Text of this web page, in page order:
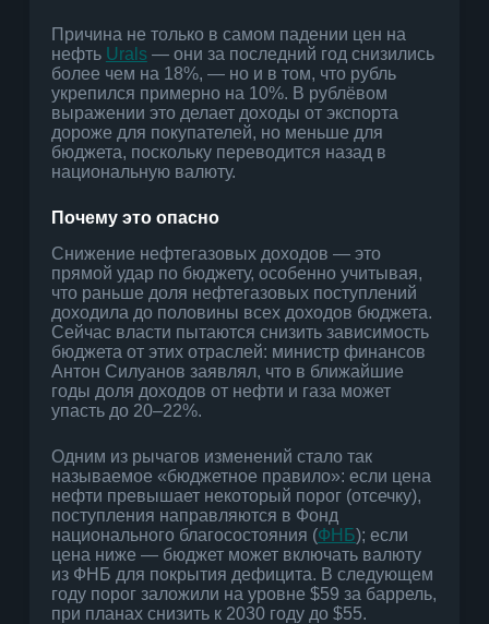
Причина не только в самом падении цен на
нефть Urals — они за последний год снизились
более чем на 18%, — но и в том, что рубль
укрепился примерно на 10%. В рублёвом
выражении это делает доходы от экспорта
дороже для покупателей, но меньше для
бюджета, поскольку переводится назад в
национальную валюту.
Почему это опасно
Снижение нефтегазовых доходов — это
прямой удар по бюджету, особенно учитывая,
что раньше доля нефтегазовых поступлений
доходила до половины всех доходов бюджета.
Сейчас власти пытаются снизить зависимость
бюджета от этих отраслей: министр финансов
Антон Силуанов заявлял, что в ближайшие
годы доля доходов от нефти и газа может
упасть до 20–22%.
Одним из рычагов изменений стало так
называемое «бюджетное правило»: если цена
нефти превышает некоторый порог (отсечку),
поступления направляются в Фонд
национального благосостояния (ФНБ); если
цена ниже — бюджет может включать валюту
из ФНБ для покрытия дефицита. В следующем
году порог заложили на уровне $59 за баррель,
при планах снизить к 2030 году до $55.